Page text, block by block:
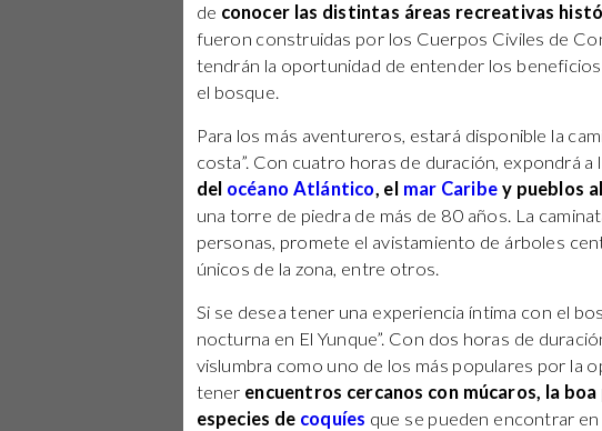
de conocer las distintas áreas recreativas
fueron construidas por los Cuerpos Civiles de
tendrán la oportunidad de entender los
el bosque.
Para los más aventureros, estará disponible la
costa”. Con cuatro horas de duración, expondrá a
del océano Atlántico, el mar Caribe y pueblos
una torre de piedra de más de 80 años. La
personas, promete el avistamiento de árboles
únicos de la zona, entre otros.
Si se desea tener una experiencia íntima con el
nocturna en El Yunque”. Con dos horas de
vislumbra como uno de los más populares por la
tener encuentros cercanos con múcaros, la
especies de coquíes que se pueden encontrar